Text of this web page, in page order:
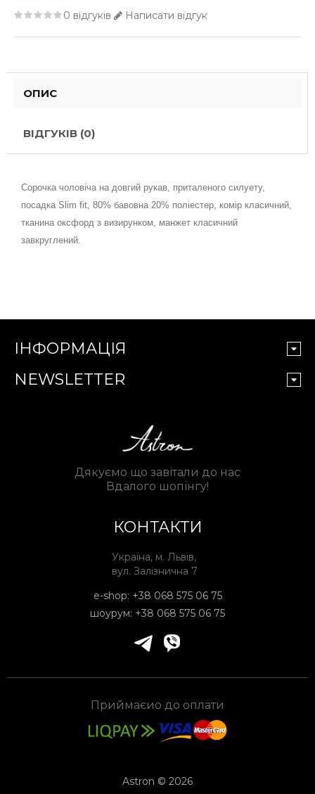
0 відгуків Написати відгук
ОПИС
ВІДГУКІВ (0)
Сорочка чоловіча на довгий рукав, приталеного силуету,
посадка Slim fit, 80% бавовна 20% поліестер, комір класичний,
тканина оксфорд з визирунком, манжет класичний
завкруглений.
ІНФОРМАЦІЯ
Дякуємо що завітали до нас
Вдалого шопінгу!
NEWSLETTER
КОНТАКТИ
Україна, м. Львів,
вул. Залізнична 7
e-shop: +38 068 575 06 75
шоурум: +38 068 575 06 75
Приймаєио до оплати
Astron © 2026